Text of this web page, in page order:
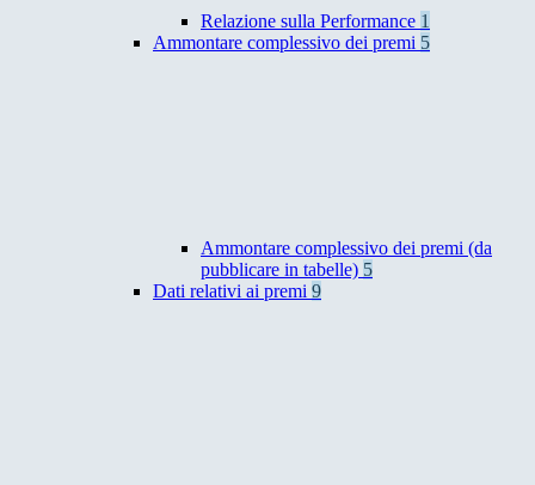
Relazione sulla Performance 1
Ammontare complessivo dei premi 5
Ammontare complessivo dei premi (da
pubblicare in tabelle) 5
Dati relativi ai premi 9